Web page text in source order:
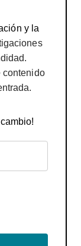
y la
contenido